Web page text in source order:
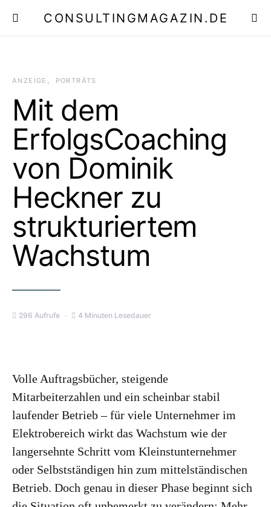
CONSULTINGMAGAZIN.DE
ANZEIGE PORTRÄTS
Mit dem
ErfolgsCoaching
von Dominik
Heckner zu
strukturiertem
Wachstum
296 Aufrufe 4 Minuten Lesedauer
Volle Auftragsbücher, steigende
Mitarbeiterzahlen und ein scheinbar stabil
laufender Betrieb – für viele Unternehmer im
Elektrobereich wirkt das Wachstum wie der
langersehnte Schritt vom Kleinstunternehmer
oder Selbstständigen hin zum mittelständischen
Betrieb. Doch genau in dieser Phase beginnt sich